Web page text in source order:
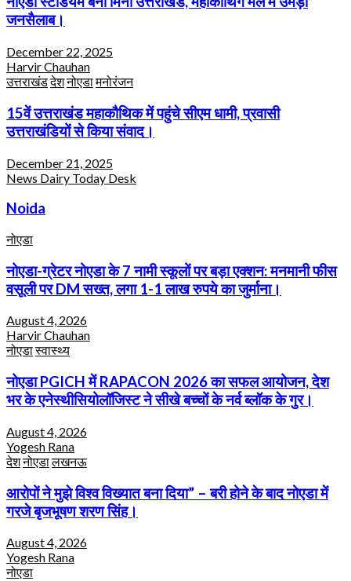
जनसैलाब।
December 22, 2025
Harvir Chauhan
उत्तराखंडदेशनोएडामनोरंजन
15वें उत्तराखंड महाकौथिक में पहुंचे सीएम धामी, प्रवासी
उत्तराखंडियों से किया संवाद।
December 21, 2025
News Dairy Today Desk
Noida
नोएडा
नोएडा-ग्रेटर नोएडा के 7 नामी स्कूलों पर बड़ा एक्शन: मनमानी फीस
वसूली पर DM सख्त, लगा 1-1 लाख रुपये का जुर्माना।
August 4, 2026
Harvir Chauhan
नोएडास्वास्थ्य
नोएडा PGICH में RAPACON 2026 का सफल आयोजन, देश
भर के एनेस्थीसियोलॉजिस्ट ने सीखे बच्चों के नर्व ब्लॉक के गुर।
August 4, 2026
Yogesh Rana
देशनोएडालखनऊ
आरोपों ने मुझे विश्व विख्यात बना दिया” – बरी होने के बाद नोएडा में
गरजे बृजभूषण शरण सिंह।
August 4, 2026
Yogesh Rana
नोएडा